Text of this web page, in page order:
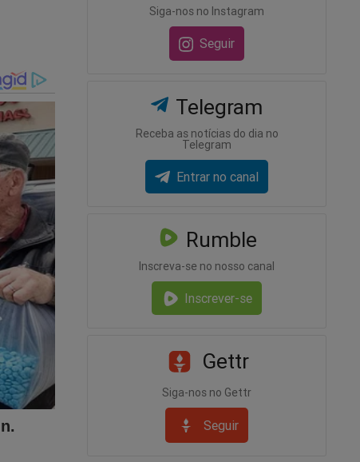
Siga-nos no Instagram
Seguir
Telegram
Receba as notícias do dia no
Telegram
Entrar no canal
Rumble
Inscreva-se no nosso canal
Inscrever-se
Gettr
Siga-nos no Gettr
Seguir